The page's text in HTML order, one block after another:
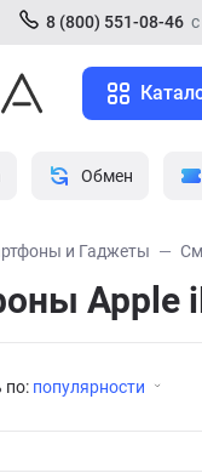
8 (800) 551-08-46
Обмен
и Гаджеты
Apple
по: популярности